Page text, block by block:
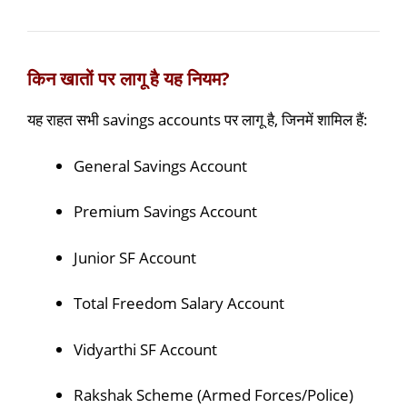
किन खातों पर लागू है यह नियम?
यह राहत सभी savings accounts पर लागू है, जिनमें शामिल हैं:
General Savings Account
Premium Savings Account
Junior SF Account
Total Freedom Salary Account
Vidyarthi SF Account
Rakshak Scheme (Armed Forces/Police)